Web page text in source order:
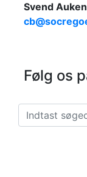
Svend
Følg os